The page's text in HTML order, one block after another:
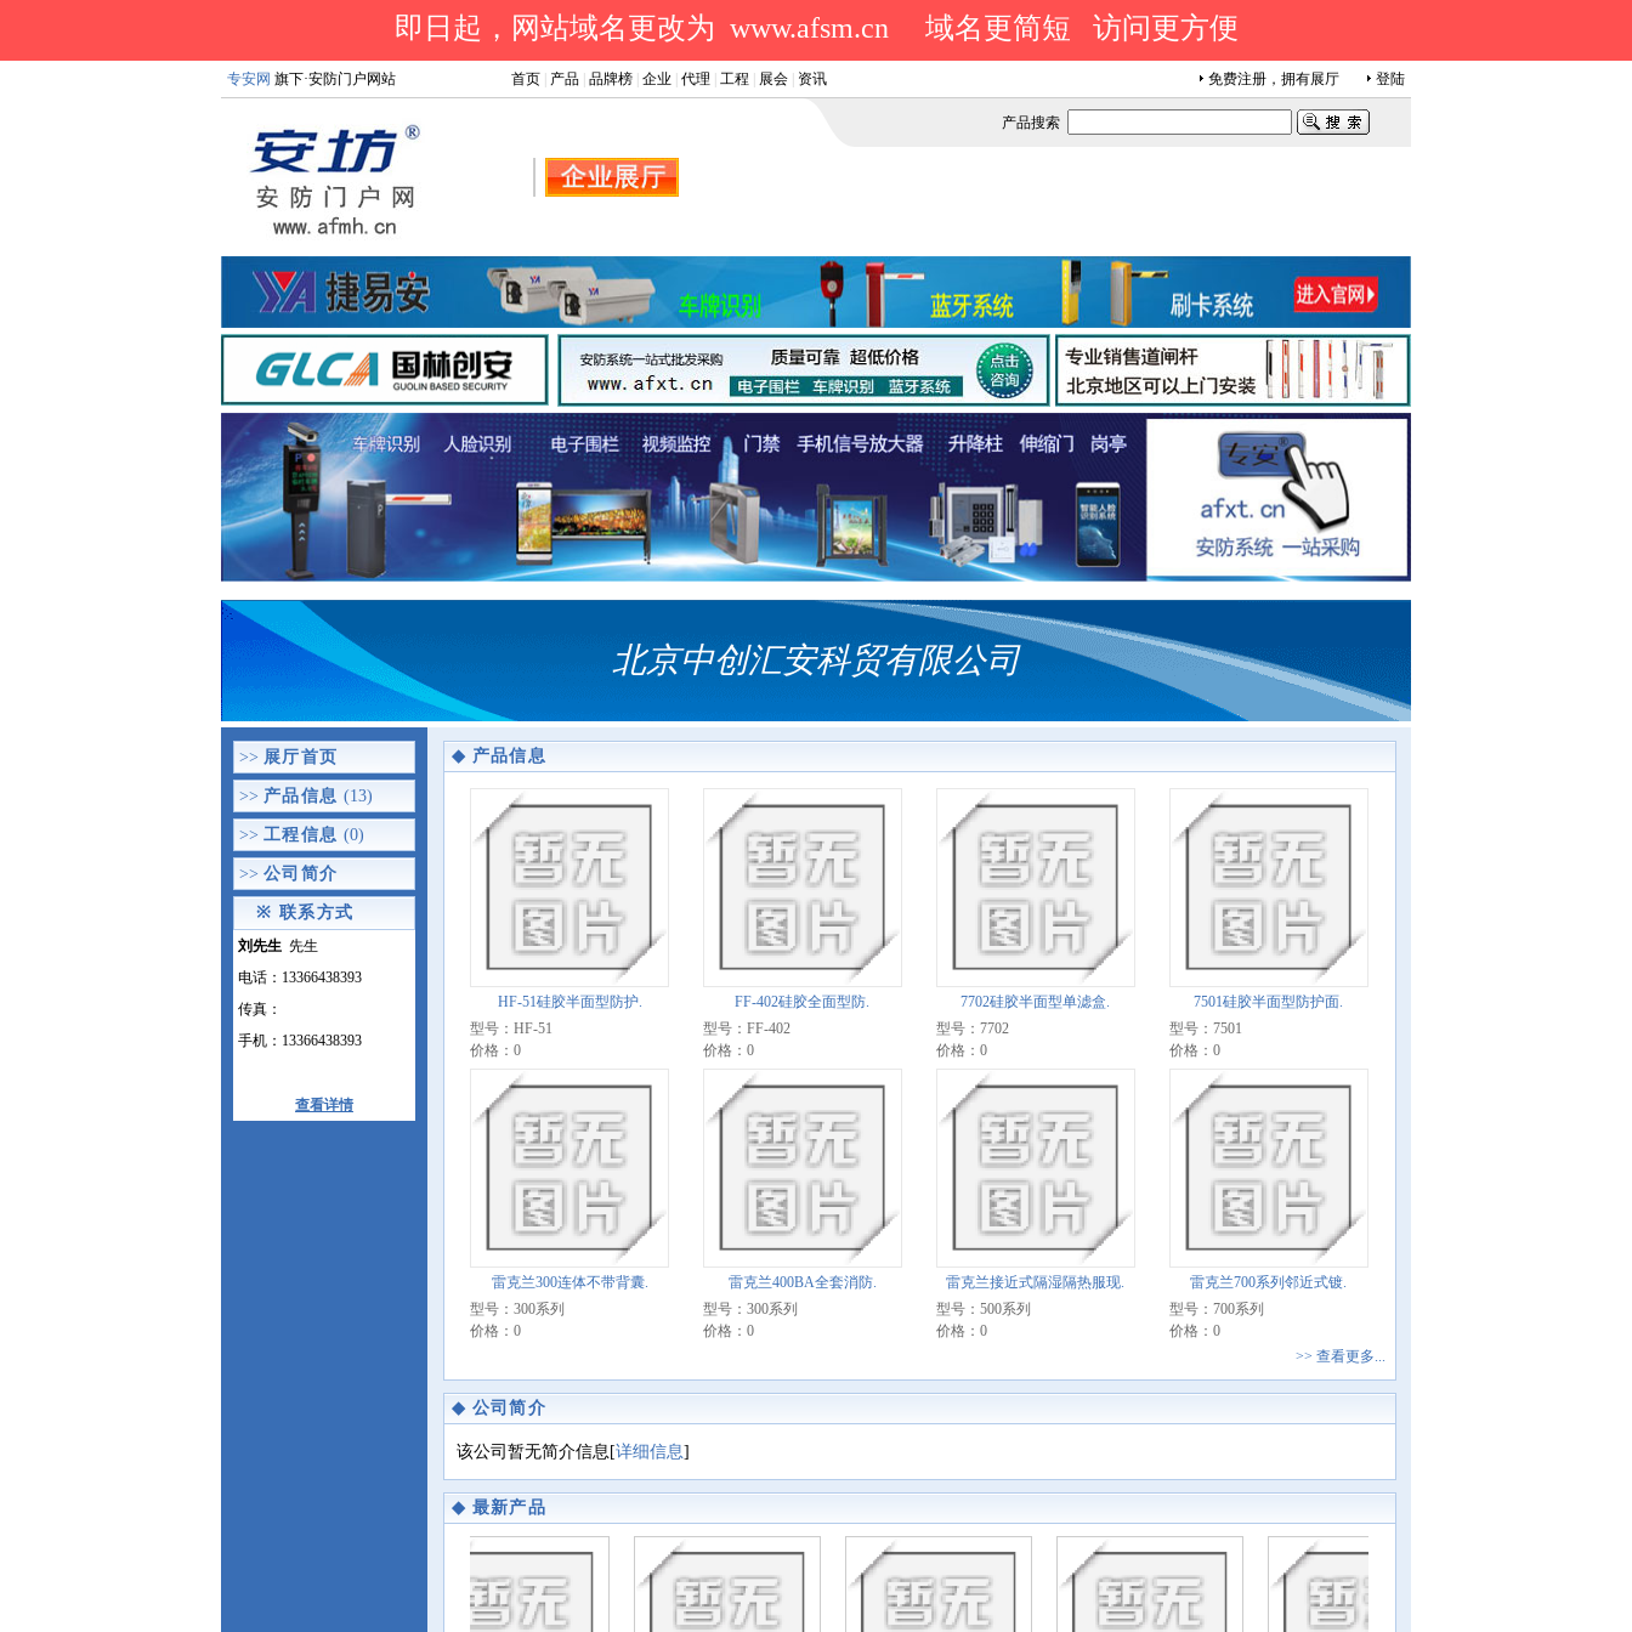
即日起，网站域名更改为 www.afsm.cn 域名更简短 访问更方便
专安网 旗下·安防门户网站 首页 产品 品牌榜 企业 代理 工程 展会 资讯 免费注册，拥有展厅 登陆
产品搜索
北京中创汇安科贸有限公司
>> 展厅首页
>> 产品信息 (13)
>> 工程信息 (0)
>> 公司简介
※ 联系方式
刘先生 先生
电话：13366438393
传真：
手机：13366438393
查看详情
◆ 产品信息
HF-51硅胶半面型防护.
型号：HF-51
价格：0
FF-402硅胶全面型防.
型号：FF-402
价格：0
7702硅胶半面型单滤盒.
型号：7702
价格：0
7501硅胶半面型防护面.
型号：7501
价格：0
雷克兰300连体不带背囊.
型号：300系列
价格：0
雷克兰400BA全套消防.
型号：300系列
价格：0
雷克兰接近式隔湿隔热服现.
型号：500系列
价格：0
雷克兰700系列邻近式镀.
型号：700系列
价格：0
>> 查看更多...
◆ 公司简介
该公司暂无简介信息[详细信息]
◆ 最新产品